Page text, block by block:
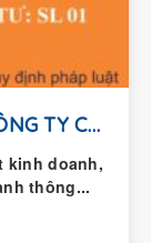
THÔNG BÁO TUYỂN DỤNG – CÔNG TY CỔ...
kinh doanh,
thông...